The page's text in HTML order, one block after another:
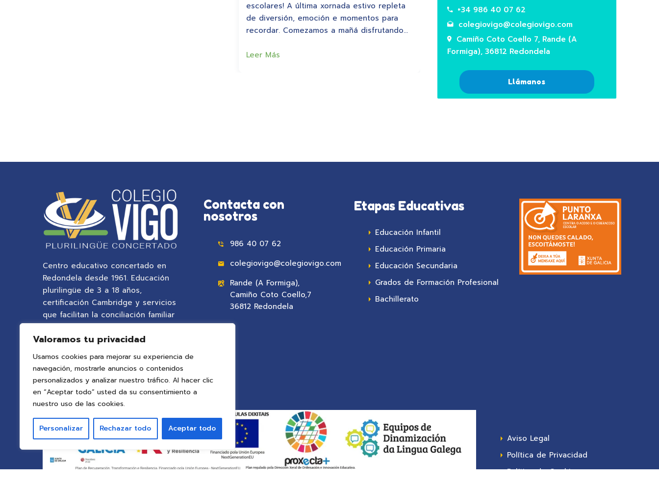
Valoramos tu privacidad
Usamos cookies para mejorar su experiencia de
navegación, mostrarle anuncios o contenidos
personalizados y analizar nuestro tráfico. Al hacer clic
en “Aceptar todo” usted da su consentimiento a
nuestro uso de las cookies.
Personalizar Rechazar todo Aceptar todo
escolares! A última xornada estivo repleta
de diversión, emoción e momentos para
recordar. Comezamos a mañá disfrutando…
Leer Más
+34 986 40 07 62
colegiovigo@colegiovigo.com
Camiño Coto Coello 7, Rande (A
Formiga), 36812 Redondela
Llámanos
Centro educativo concertado en
Redondela desde 1961. Educación
plurilingüe de 3 a 18 años,
certificación Cambridge y servicios
que facilitan la conciliación familiar
Contacta con
nosotros
986 40 07 62
colegiovigo@colegiovigo.com
Rande (A Formiga),
Camiño Coto Coello,7
36812 Redondela
Etapas Educativas
Educación Infantil
Educación Primaria
Educación Secundaria
Grados de Formación Profesional
Bachillerato
Aviso Legal
Política de Privacidad
Política de Cookies